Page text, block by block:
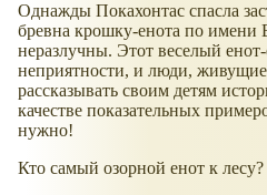
Однажды Покахонтас спасла
бревна крошку-енота по имени
неразлучны. Этот веселый
неприятности, и люди,
рассказывать своим детям
качестве показательных
нужно!
Кто самый озорной енот к